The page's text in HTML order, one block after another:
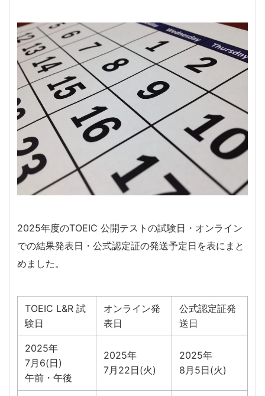
2025年度のTOEIC 公開テストの試験日・オンライン
での結果発表日・公式認定証の発送予定日を表にまと
めました。
TOEIC L&R 試
験日
オンライン発
表日
公式認定証発
送日
2025年
7月6(日)
午前・午後
2025年
7月22日(火)
2025年
8月5日(火)